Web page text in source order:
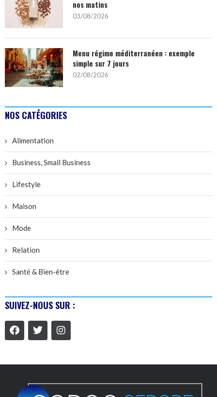
nos matins
03/08/2026
Menu régime méditerranéen : exemple
simple sur 7 jours
02/08/2026
NOS CATÉGORIES
Alimentation
Business, Small Business
Lifestyle
Maison
Mode
Relation
Santé & Bien-être
SUIVEZ-NOUS SUR :